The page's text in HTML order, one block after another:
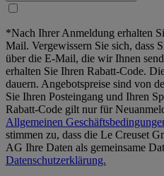
*Nach Ihrer Anmeldung erhalten
Mail. Vergewissern Sie sich, dass
über die E-Mail, die wir Ihnen
erhalten Sie Ihren Rabatt-Code.
dauern. Angebotspreise sind von
Sie Ihren Posteingang und Ihren
Rabatt-Code gilt nur für
Allgemeinen
stimmen zu, dass die Le Creuset
AG Ihre Daten als gemeinsame
Datenschutzerklärung.